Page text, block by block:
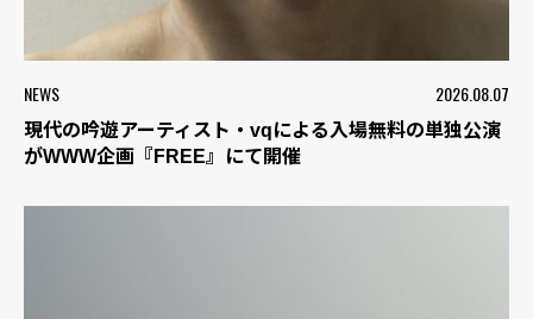
NEWS 2026.08.07
現代の吟遊アーティスト・vqによる入場無料の単独公演
がWWW企画『FREE』にて開催